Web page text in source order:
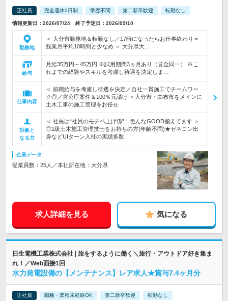
正社員 完全週休2日制 学歴不問 第二新卒歓迎 転勤なし
情報更新日：2026/07/24 終了予定日：2026/09/10
勤務地
＜ 大分市勤務地＆転勤なし／17時になったらお仕事終わり＝
残業月平均10時間と少なめ ＞ 大分県大…
給与
月給35万円～45万円 ※試用期間3ヵ月あり（賃金同一） ※こ
れまでの経験やスキルを考慮し待遇を決定しま…
仕事内容
＜ 前職給与を考慮し待遇を決定／自社一貫施工でチームワー
ク◎／官公庁案件＆100％元請け ＞大分市・由布市をメインに
土木工事の施工管理をお任せ
対象と
なる方
＜ 社長は“社員のモチベ上げ係”！色んなGOOD揃えてます ＞
◎1級土木施工管理技士をお持ちの方(年齢不問)★ゼネコン出
身などUIターン入社の実績多数
企業データ
従業員数：25人／本社所在地：大分県
求人詳細を見る 気になる
日生電機工業株式会社 | 旅をするように働く＼旅行・アウトドア好き集ま
れ！／Web面接1回
水力発電設備の【メンテナンス】レア求人★賞与7.4ヶ月分
正社員 職種・業種未経験OK 第二新卒歓迎 転勤なし